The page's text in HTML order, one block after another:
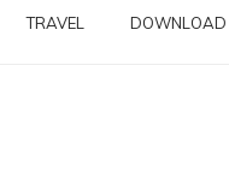
TRAVEL DOWNLOAD